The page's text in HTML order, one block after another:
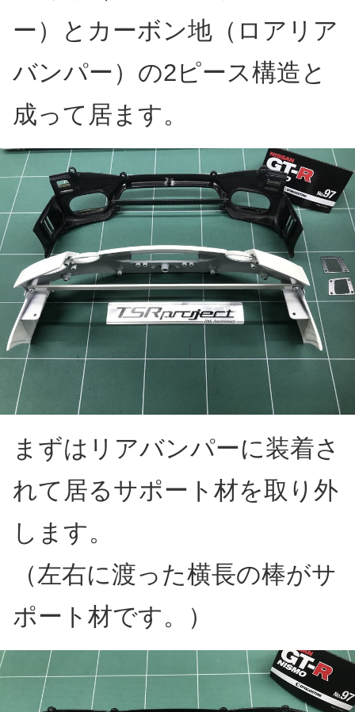
ー）とカーボン地（ロアリア
バンパー）の2ピース構造と
成って居ます。
まずはリアバンパーに装着さ
れて居るサポート材を取り外
します。
（左右に渡った横長の棒がサ
ポート材です。）